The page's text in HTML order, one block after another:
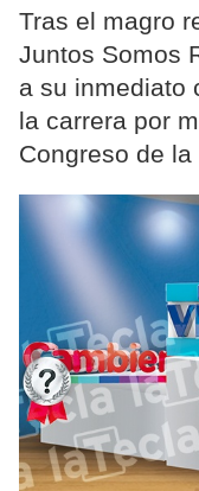
Tras el magro
Juntos Somos
a su inmediato
la carrera por
Congreso de la